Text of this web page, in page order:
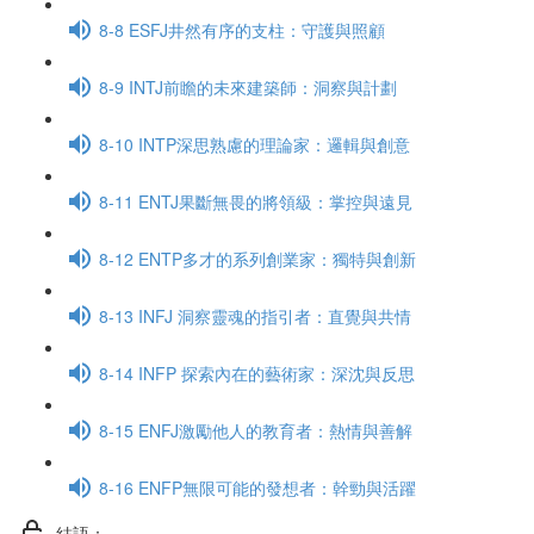
8-8 ESFJ井然有序的支柱：守護與照顧
8-9 INTJ前瞻的未來建築師：洞察與計劃
8-10 INTP深思熟慮的理論家：邏輯與創意
8-11 ENTJ果斷無畏的將領級：掌控與遠見
8-12 ENTP多才的系列創業家：獨特與創新
8-13 INFJ 洞察靈魂的指引者：直覺與共情
8-14 INFP 探索內在的藝術家：深沈與反思
8-15 ENFJ激勵他人的教育者：熱情與善解
8-16 ENFP無限可能的發想者：幹勁與活躍